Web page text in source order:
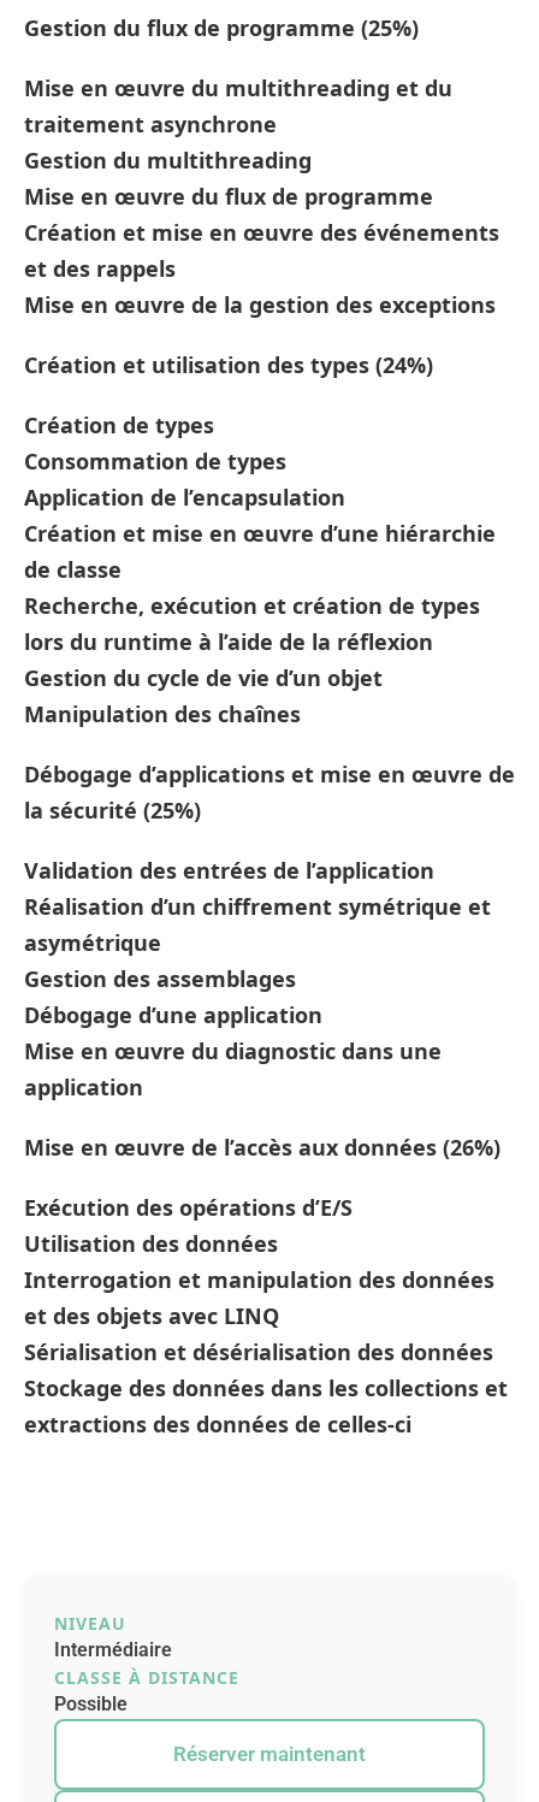
Gestion du flux de programme (25%)
Mise en œuvre du multithreading et du
traitement asynchrone
Gestion du multithreading
Mise en œuvre du flux de programme
Création et mise en œuvre des événements
et des rappels
Mise en œuvre de la gestion des exceptions
Création et utilisation des types (24%)
Création de types
Consommation de types
Application de l’encapsulation
Création et mise en œuvre d’une hiérarchie
de classe
Recherche, exécution et création de types
lors du runtime à l’aide de la réflexion
Gestion du cycle de vie d’un objet
Manipulation des chaînes
Débogage d’applications et mise en œuvre de
la sécurité (25%)
Validation des entrées de l’application
Réalisation d’un chiffrement symétrique et
asymétrique
Gestion des assemblages
Débogage d’une application
Mise en œuvre du diagnostic dans une
application
Mise en œuvre de l’accès aux données (26%)
Exécution des opérations d’E/S
Utilisation des données
Interrogation et manipulation des données
et des objets avec LINQ
Sérialisation et désérialisation des données
Stockage des données dans les collections et
extractions des données de celles-ci
NIVEAU
Intermédiaire
CLASSE À DISTANCE
Possible
Réserver maintenant